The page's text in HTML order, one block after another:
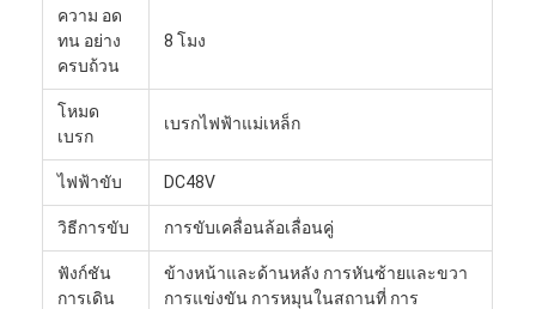
ความ อด
ทน อย่าง
ครบถ้วน
8 โมง
โหมด
เบรก
เบรกไฟฟ้าแม่เหล็ก
ไฟฟ้าขับ DC48V
วิธีการขับ การขับเคลื่อนล้อเลื่อนคู่
ฟังก์ชัน
การเดิน
ข้างหน้าและด้านหลัง การหันซ้ายและขวา
การแข่งขัน การหมุนในสถานที่ การ